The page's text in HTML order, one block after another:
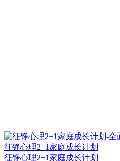
征铮心理2+1家庭成长计划
征铮心理2+1家庭成长计划